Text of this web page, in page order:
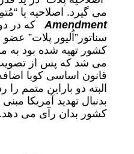
می گیرد. اصلاحیه یا
Amendment
سناتور”اُلیور پلات”
کشور تهیه شده بود به
می شد که پس از تصویب
قانون اساسی کوبا
البته دو باراین متمم
بدنبال تهدید آمریکا
کشور بدان رآی می دهد.